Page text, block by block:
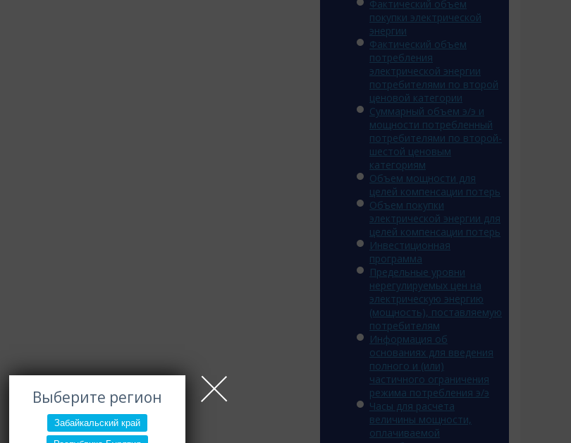
Выберите регион
Забайкальский край
Фактический объем
покупки электрической
энергии
Фактический объем
потребления
электрической энергии
потребителями по второй
ценовой категории
Суммарный объем э/э и
мощности потребленный
потребителями по второй-
шестой ценовым
категориям
Объем мощности для
целей компенсации потерь
Объем покупки
электрической энергии для
целей компенсации потерь
Инвестиционная
программа
Предельные уровни
нерегулируемых цен на
электрическую энергию
(мощность), поставляемую
потребителям
Информация об
основаниях для введения
полного и (или)
частичного ограничения
режима потребления э/э
Часы для расчета
величины мощности,
оплачиваемой